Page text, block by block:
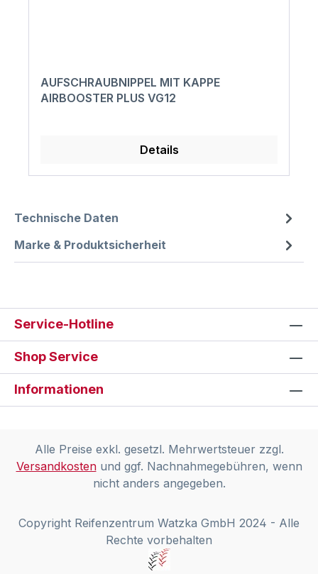
AUFSCHRAUBNIPPEL MIT KAPPE
AIRBOOSTER PLUS VG12
Details
Technische Daten
Marke & Produktsicherheit
Service-Hotline
Shop Service
Informationen
Alle Preise exkl. gesetzl. Mehrwertsteuer zzgl.
Versandkostenund ggf. Nachnahmegebühren, wenn
nicht anders angegeben.
Copyright Reifenzentrum Watzka GmbH 2024 - Alle
Rechte vorbehalten